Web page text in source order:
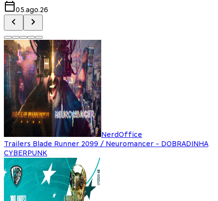
05.ago.26
NerdOffice
Trailers Blade Runner 2099 / Neuromancer - DOBRADINHA
CYBERPUNK